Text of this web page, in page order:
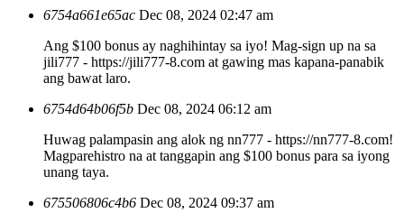
6754a661e65ac Dec 08, 2024 02:47 am
Ang $100 bonus ay naghihintay sa iyo! Mag-sign up na sa
jili777 - https://jili777-8.com at gawing mas kapana-panabik
ang bawat laro.
6754d64b06f5b Dec 08, 2024 06:12 am
Huwag palampasin ang alok ng nn777 - https://nn777-8.com!
Magparehistro na at tanggapin ang $100 bonus para sa iyong
unang taya.
675506806c4b6 Dec 08, 2024 09:37 am